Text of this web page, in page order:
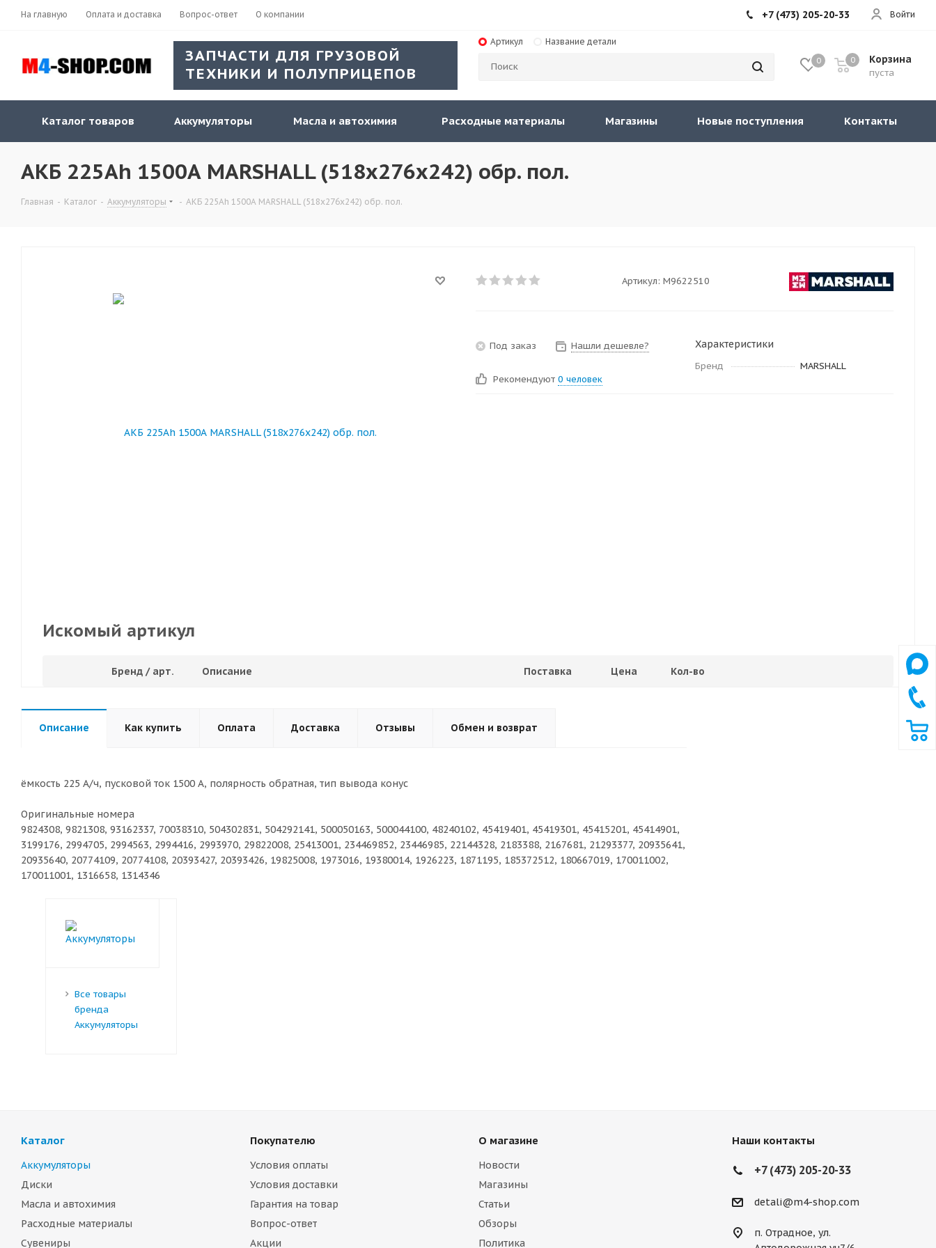
На главную Оплата и доставка Вопрос-ответ О компании Войти
+7 (473) 205-20-33
ЗАПЧАСТИ ДЛЯ ГРУЗОВОЙ
ТЕХНИКИ И ПОЛУПРИЦЕПОВ
Артикул Название детали
0 Корзина
пуста
0
Каталог товаров Аккумуляторы Масла и автохимия Расходные материалы Магазины Новые поступления Контакты
АКБ 225Ah 1500А MARSHALL (518х276х242) обр. пол.
Главная - Каталог - Аккумуляторы - АКБ 225Ah 1500А MARSHALL (518х276х242) обр. пол.
Артикул: M9622510
Под заказ Нашли дешевле?
Рекомендуют 0 человек
Характеристики
Бренд MARSHALL
Искомый артикул
Бренд / арт. Описание Поставка Цена Кол-во
Описание Как купить Оплата Доставка Отзывы Обмен и возврат
ёмкость 225 А/ч, пусковой ток 1500 А, полярность обратная, тип вывода конус
Оригинальные номера
9824308, 9821308, 93162337, 70038310, 504302831, 504292141, 500050163, 500044100, 48240102, 45419401, 45419301, 45415201, 45414901,
3199176, 2994705, 2994563, 2994416, 2993970, 29822008, 25413001, 234469852, 23446985, 22144328, 2183388, 2167681, 21293377, 20935641,
20935640, 20774109, 20774108, 20393427, 20393426, 19825008, 1973016, 19380014, 1926223, 1871195, 185372512, 180667019, 170011002,
170011001, 1316658, 1314346
Все товары
бренда
Аккумуляторы
Каталог
Аккумуляторы
Диски
Масла и автохимия
Расходные материалы
Сувениры
Покупателю
Условия оплаты
Условия доставки
Гарантия на товар
Вопрос-ответ
Акции
О магазине
Новости
Магазины
Статьи
Обзоры
Политика
Наши контакты
+7 (473) 205-20-33
detali@m4-shop.com
п. Отрадное, ул.